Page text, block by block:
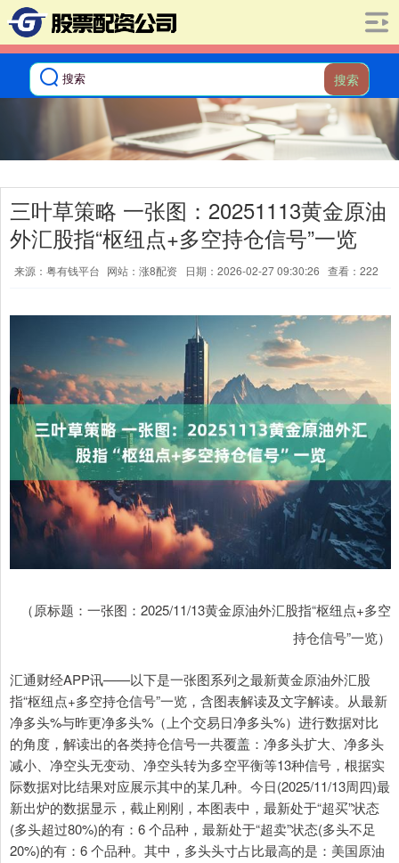
搜索
三叶草策略 一张图：20251113黄金原油
外汇股指“枢纽点+多空持仓信号”一览
来源：粤有钱平台 网站：涨8配资 日期：2026-02-27 09:30:26 查看：222
（原标题：一张图：2025/11/13黄金原油外汇股指“枢纽点+多空
持仓信号”一览）
汇通财经APP讯——以下是一张图系列之最新黄金原油外汇股
指“枢纽点+多空持仓信号”一览，含图表解读及文字解读。从最新
净多头%与昨更净多头%（上个交易日净多头%）进行数据对比
的角度，解读出的各类持仓信号一共覆盖：净多头扩大、净多头
减小、净空头无变动、净空头转为多空平衡等13种信号，根据实
际数据对比结果对应展示其中的某几种。今日(2025/11/13周四)最
新出炉的数据显示，截止刚刚，本图表中，最新处于“超买”状态
(多头超过80%)的有：6 个品种，最新处于“超卖”状态(多头不足
20%)的有：6 个品种。其中，多头头寸占比最高的是：美国原油